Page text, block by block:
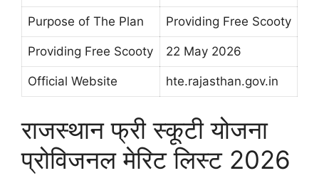
Purpose of The Plan Providing Free Scooty
Providing Free Scooty 22 May 2026
Official Website hte.rajasthan.gov.in
राजस्थान फ्री स्कूटी योजना
प्रोविजनल मेरिट लिस्ट 2026